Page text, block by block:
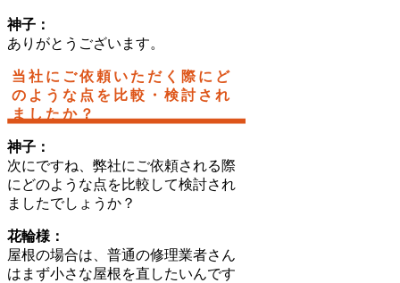
神子：
ありがとうございます。
当社にご依頼いただく際にど
のような点を比較・検討され
ましたか？
神子：
次にですね、弊社にご依頼される際
にどのような点を比較して検討され
ましたでしょうか？
花輪様：
屋根の場合は、普通の修理業者さん
はまず小さな屋根を直したいんです